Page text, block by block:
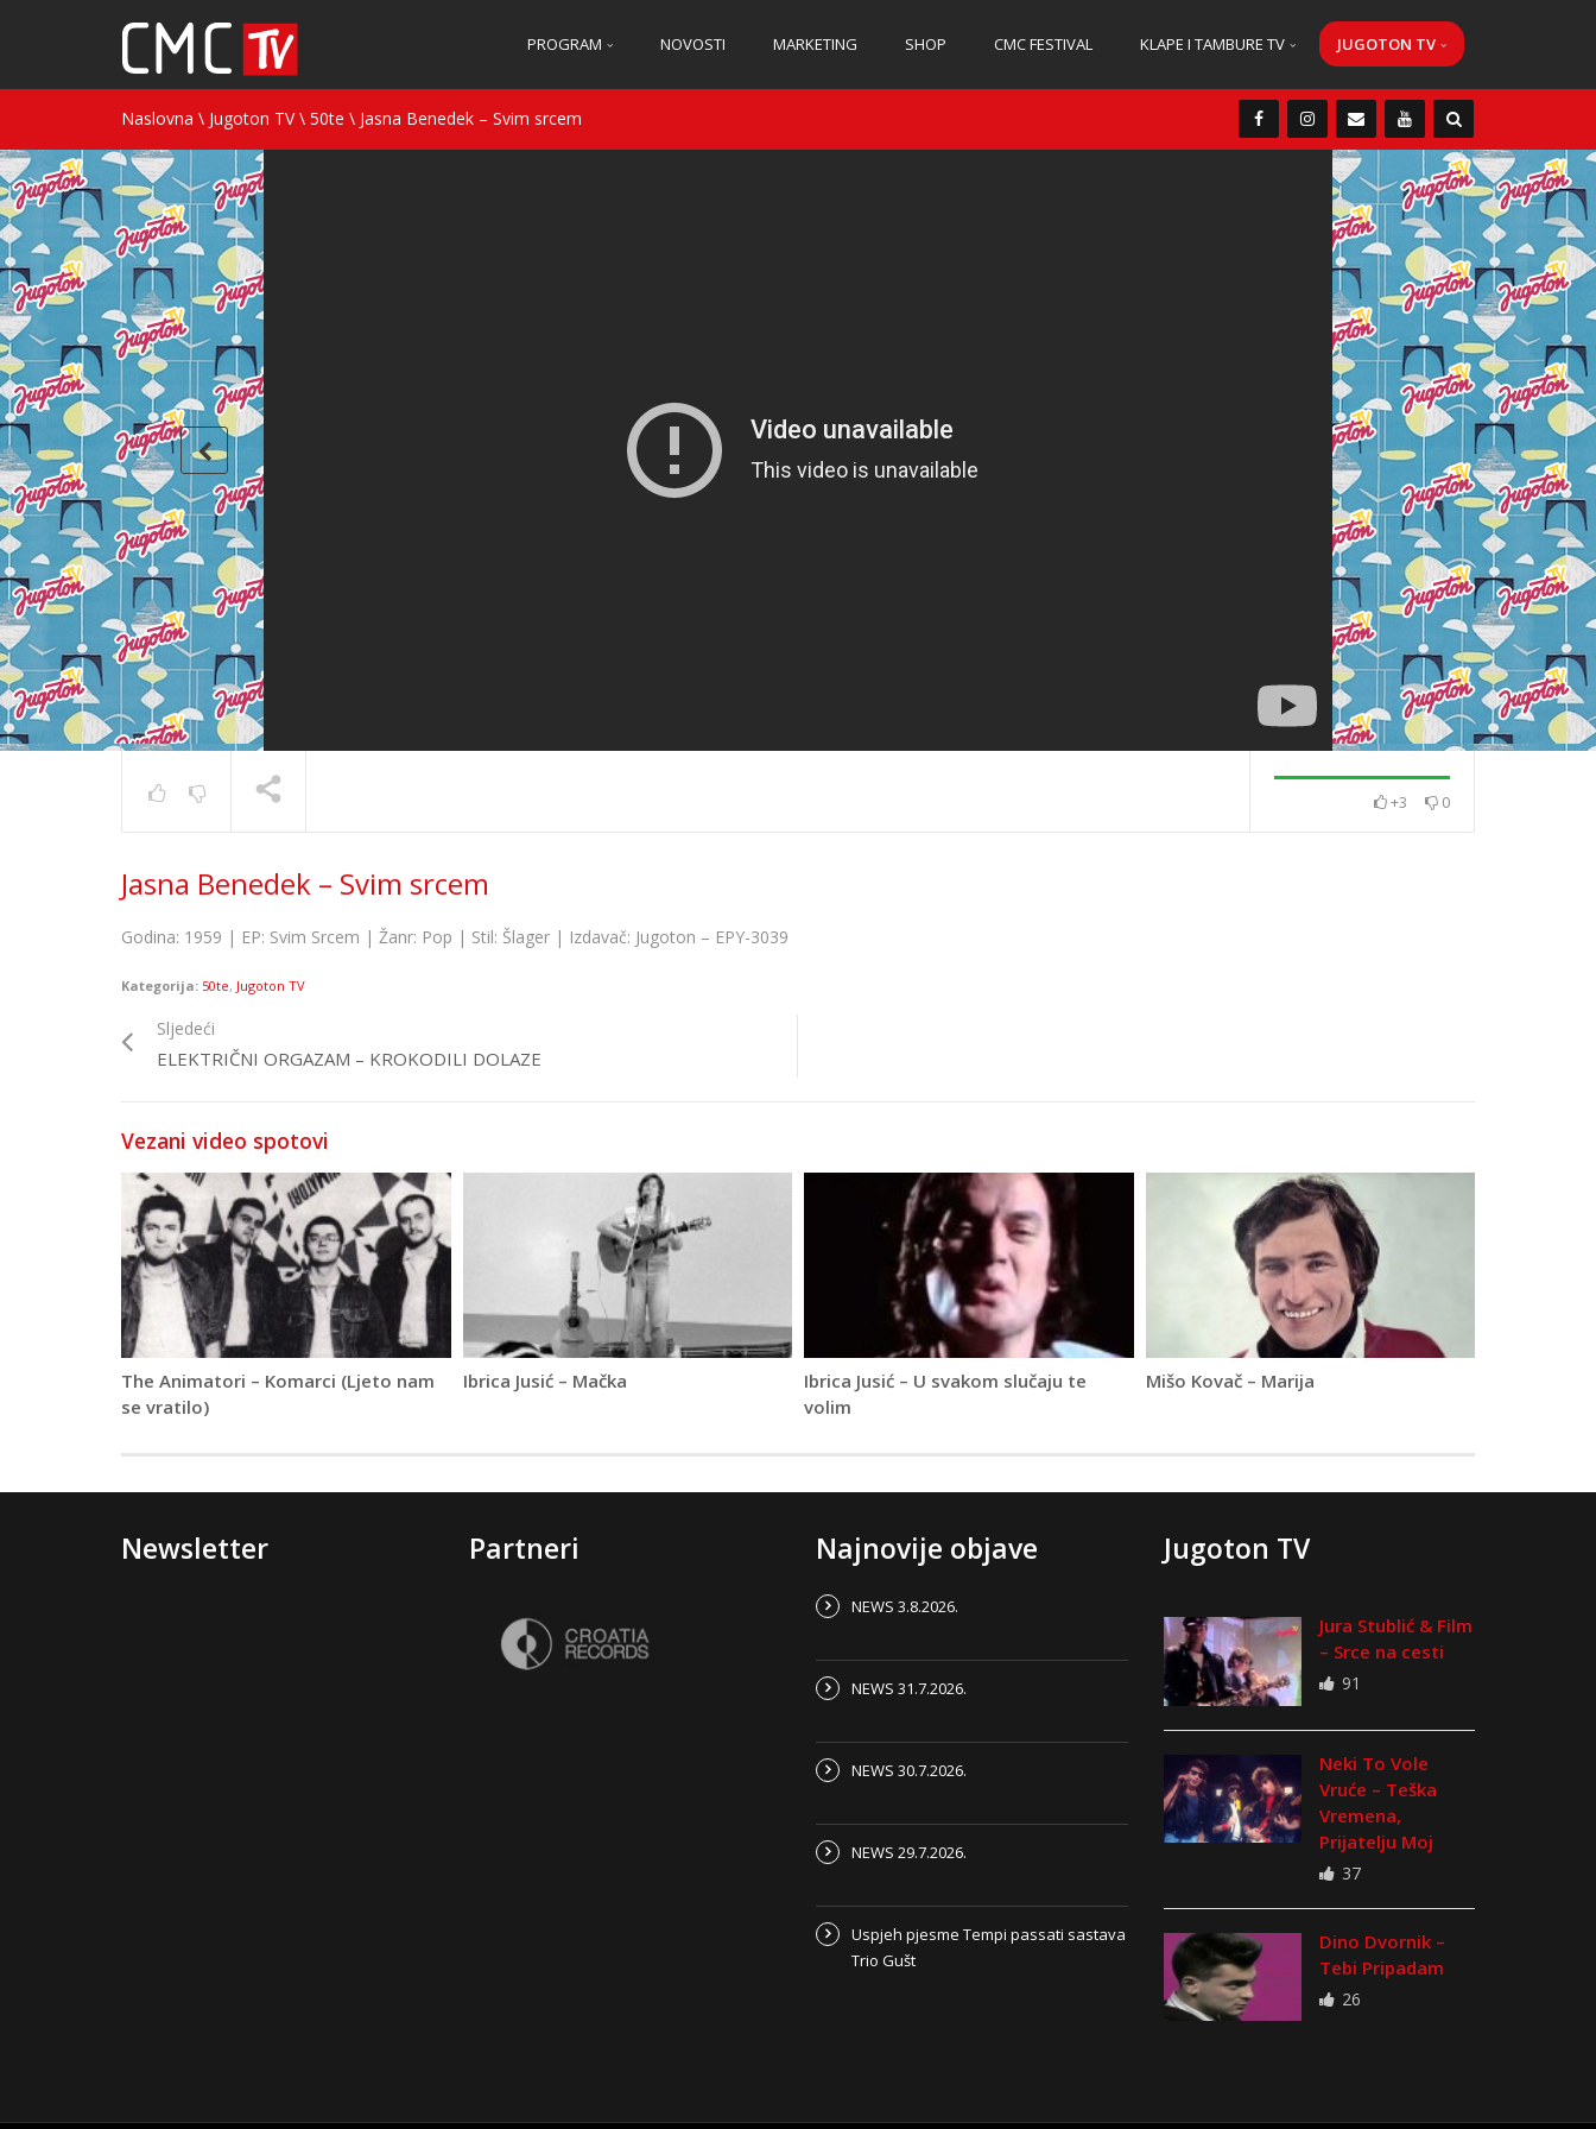
PROGRAM NOVOSTI MARKETING SHOP CMC FESTIVAL KLAPE I TAMBURE TV JUGOTON TV
Naslovna \ Jugoton TV\ 50te \ Jasna Benedek – Svim srcem
TRENUTNO SE PRIKAZUJE
lažan tvoj mir?
+3 0
Jasna Benedek – Svim srcem
Godina: 1959 | EP: Svim Srcem | Žanr: Pop | Stil: Šlager | Izdavač: Jugoton – EPY-3039
Kategorija: 50te, Jugoton TV
Sljedeći
ELEKTRIČNI ORGAZAM – KROKODILI DOLAZE
Vezani video spotovi
The Animatori – Komarci (Ljeto nam
se vratilo)
Ibrica Jusić – Mačka
Ibrica Jusić – U svakom slučaju te
volim
Mišo Kovač – Marija
Newsletter Partneri Najnovije objave
NEWS 3.8.2026.
NEWS 31.7.2026.
NEWS 30.7.2026.
NEWS 29.7.2026.
Uspjeh pjesme Tempi passati sastava
Trio Gušt
Jugoton TV
Jura Stublić & Film
– Srce na cesti
91
Neki To Vole
Vruće – Teška
Vremena,
Prijatelju Moj
37
Dino Dvornik –
Tebi Pripadam
26